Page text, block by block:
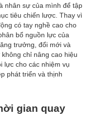
nhân sự của mình để tập
tiêu chiến lược. Thay vì
có tay nghề cao cho
bổ nguồn lực của
trưởng, đổi mới và
chỉ nâng cao hiệu
lực cho các nhiệm vụ
phát triển và thịnh
gian quay